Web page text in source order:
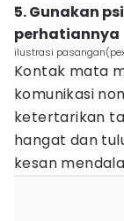
5. Gunakan
perhatiannya
ilustrasi
Kontak mata
komunikasi
ketertarikan
hangat dan
kesan